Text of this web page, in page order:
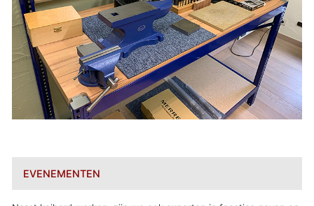
EVENEMENTEN